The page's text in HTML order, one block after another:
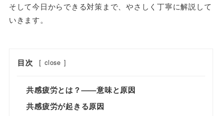
そして今日からできる対策まで、やさしく丁寧に解説して
いきます。
目次 [ close ]
共感疲労とは？——意味と原因
共感疲労が起きる原因